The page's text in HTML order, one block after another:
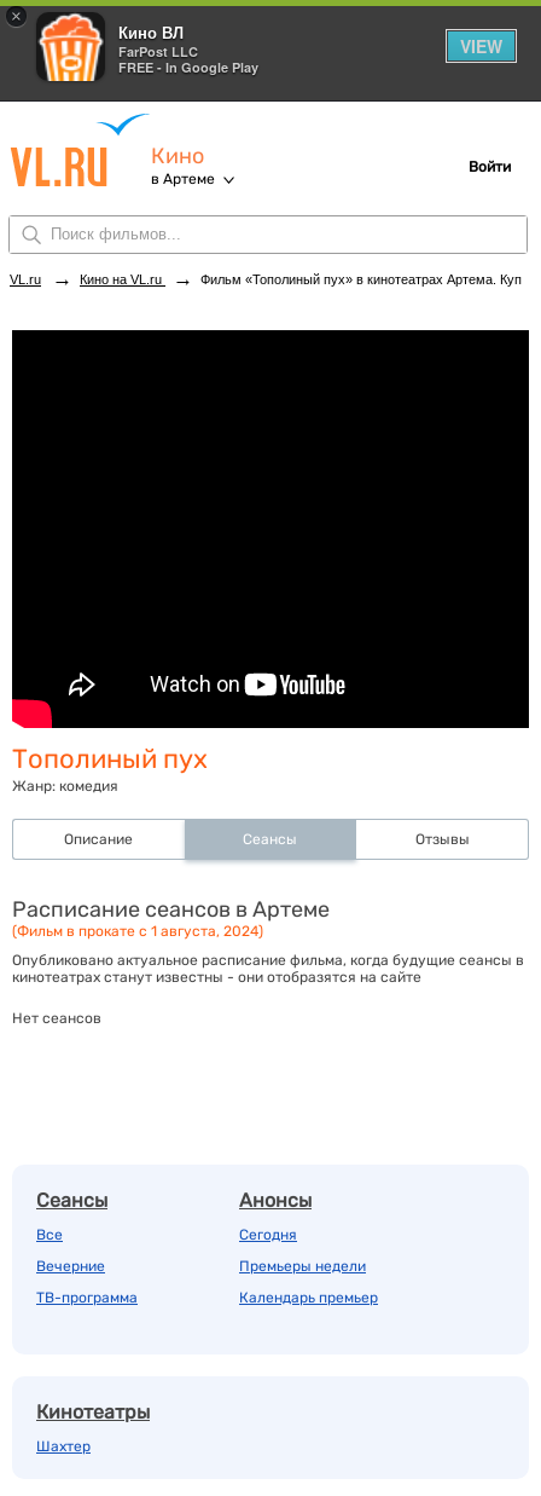
×
Кино ВЛ
FarPost LLC
FREE - In Google Play
VIEW
Кино
в Артеме
Войти
VL.ru → Кино на VL.ru → Фильм «Тополиный пух» в кинотеатрах Артема. Купить билеты!
Тополиный пух
Жанр: комедия
Описание Сеансы Отзывы
Расписание сеансов в Артеме
(Фильм в прокате с 1 августа, 2024)
Опубликовано актуальное расписание фильма, когда будущие сеансы в
кинотеатрах станут известны - они отобразятся на сайте
Нет сеансов
Сеансы
Все
Вечерние
ТВ-программа
Анонсы
Сегодня
Премьеры недели
Календарь премьер
Кинотеатры
Шахтер